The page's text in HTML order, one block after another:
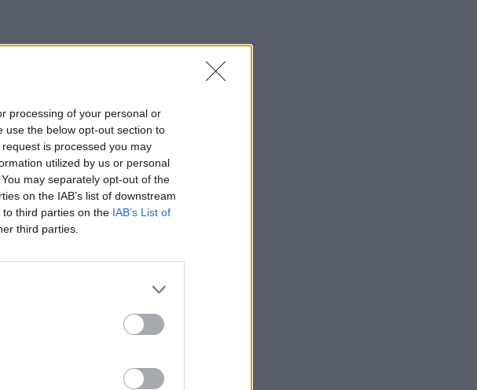
processing of your personal or
use the below opt-out section to
is processed you may
utilized by us or personal
may separately opt-out of the
on the IAB’s list of downstream
third parties on the IAB’s List of
third parties.